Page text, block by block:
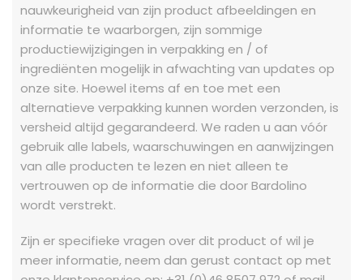
nauwkeurigheid van zijn product afbeeldingen en
informatie te waarborgen, zijn sommige
productiewijzigingen in verpakking en / of
ingrediënten mogelijk in afwachting van updates op
onze site. Hoewel items af en toe met een
alternatieve verpakking kunnen worden verzonden, is
versheid altijd gegarandeerd. We raden u aan vóór
gebruik alle labels, waarschuwingen en aanwijzingen
van alle producten te lezen en niet alleen te
vertrouwen op de informatie die door Bardolino
wordt verstrekt.
Zijn er specifieke vragen over dit product of wil je
meer informatie, neem dan gerust contact op met